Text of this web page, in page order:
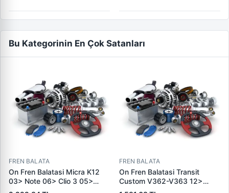
Bu Kategorinin En Çok Satanları
FREN BALATA
On Fren Balatasi Micra K12
03> Note 06> Clio 3 05>
Modus 04> Duster 10>
FREN BALATA
On Fren Balatasi Transit
Custom V362-V363 12>
(Arka Tek Teker) | SKF VKBP